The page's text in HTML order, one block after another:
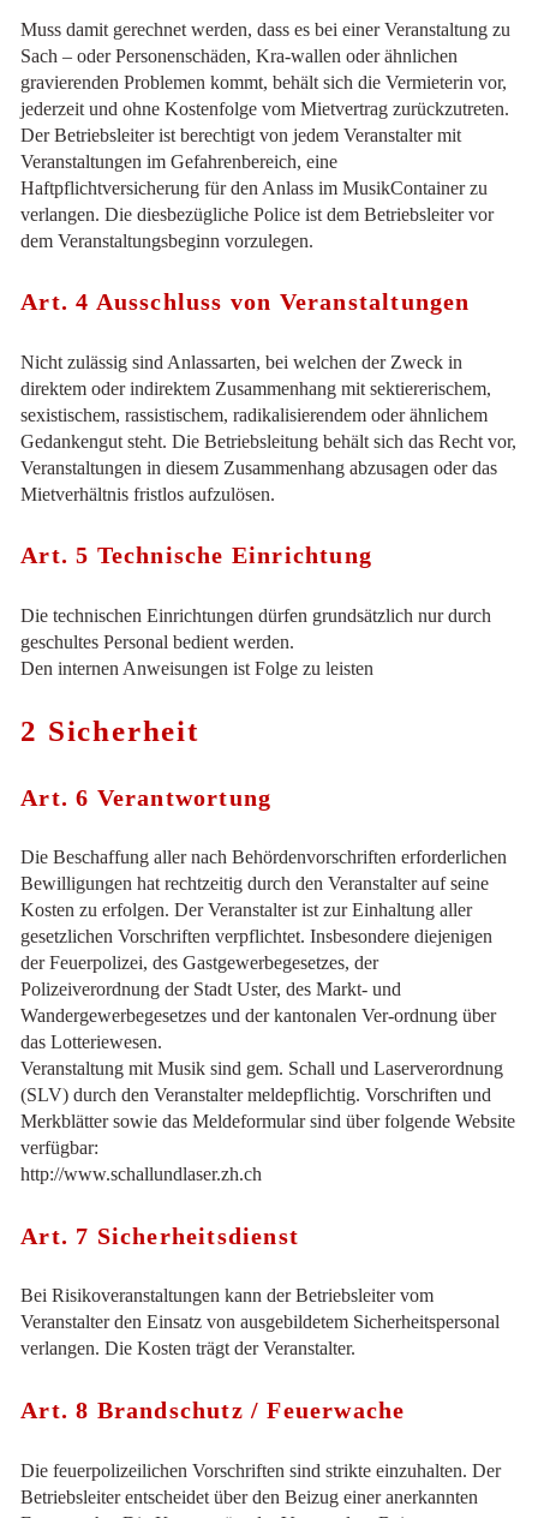
Muss damit gerechnet werden, dass es bei einer Veranstaltung zu
Sach – oder Personenschäden, Kra-wallen oder ähnlichen
gravierenden Problemen kommt, behält sich die Vermieterin vor,
jederzeit und ohne Kostenfolge vom Mietvertrag zurückzutreten.
Der Betriebsleiter ist berechtigt von jedem Veranstalter mit
Veranstaltungen im Gefahrenbereich, eine
Haftpflichtversicherung für den Anlass im MusikContainer zu
verlangen. Die diesbezügliche Police ist dem Betriebsleiter vor
dem Veranstaltungsbeginn vorzulegen.
Art. 4 Ausschluss von Veranstaltungen
Nicht zulässig sind Anlassarten, bei welchen der Zweck in
direktem oder indirektem Zusammenhang mit sektiererischem,
sexistischem, rassistischem, radikalisierendem oder ähnlichem
Gedankengut steht. Die Betriebsleitung behält sich das Recht vor,
Veranstaltungen in diesem Zusammenhang abzusagen oder das
Mietverhältnis fristlos aufzulösen.
Art. 5 Technische Einrichtung
Die technischen Einrichtungen dürfen grundsätzlich nur durch
geschultes Personal bedient werden.
Den internen Anweisungen ist Folge zu leisten
2 Sicherheit
Art. 6 Verantwortung
Die Beschaffung aller nach Behördenvorschriften erforderlichen
Bewilligungen hat rechtzeitig durch den Veranstalter auf seine
Kosten zu erfolgen. Der Veranstalter ist zur Einhaltung aller
gesetzlichen Vorschriften verpflichtet. Insbesondere diejenigen
der Feuerpolizei, des Gastgewerbegesetzes, der
Polizeiverordnung der Stadt Uster, des Markt- und
Wandergewerbegesetzes und der kantonalen Ver-ordnung über
das Lotteriewesen.
Veranstaltung mit Musik sind gem. Schall und Laserverordnung
(SLV) durch den Veranstalter meldepflichtig. Vorschriften und
Merkblätter sowie das Meldeformular sind über folgende Website
verfügbar:
http://www.schallundlaser.zh.ch
Art. 7 Sicherheitsdienst
Bei Risikoveranstaltungen kann der Betriebsleiter vom
Veranstalter den Einsatz von ausgebildetem Sicherheitspersonal
verlangen. Die Kosten trägt der Veranstalter.
Art. 8 Brandschutz / Feuerwache
Die feuerpolizeilichen Vorschriften sind strikte einzuhalten. Der
Betriebsleiter entscheidet über den Beizug einer anerkannten